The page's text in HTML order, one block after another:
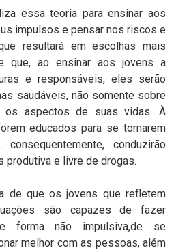
essa teoria para ensinar aos
impulsos e pensar nos riscos e
resultará em escolhas mais
que, ao ensinar aos jovens a
e responsáveis, eles serão
saudáveis, não somente sobre
os aspectos de suas vidas. À
educados para se tornarem
conduzirão
produtiva e livre de drogas.
de que os jovens que refletem
são capazes de fazer
forma não impulsiva,de se
melhor com as pessoas, além